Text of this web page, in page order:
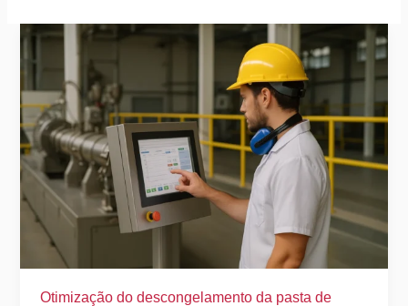
Otimização do descongelamento da pasta de
Otimização
descongelamento
pasta
de
carne
na
produção
de
alimentos
animais